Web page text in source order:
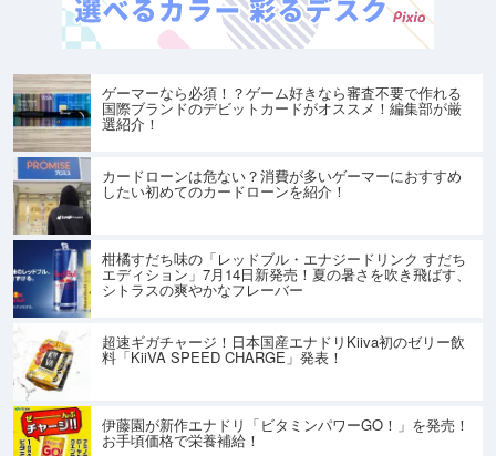
ゲーマーなら必須！？ゲーム好きなら審査不要で作れる
国際ブランドのデビットカードがオススメ！編集部が厳
選紹介！
カードローンは危ない？消費が多いゲーマーにおすすめ
したい初めてのカードローンを紹介！
柑橘すだち味の「レッドブル・エナジードリンク すだち
エディション」7月14日新発売！夏の暑さを吹き飛ばす、
シトラスの爽やかなフレーバー
超速ギガチャージ！日本国産エナドリKiiva初のゼリー飲
料「KiiVA SPEED CHARGE」発表！
伊藤園が新作エナドリ「ビタミンパワーGO！」を発売！
お手頃価格で栄養補給！